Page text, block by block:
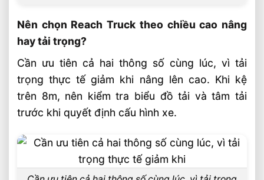
Nên chọn Reach Truck theo chiều cao nâng
hay tải trọng?
Cần ưu tiên cả hai thông số cùng lúc, vì tải
trọng thực tế giảm khi nâng lên cao. Khi kệ
trên 8m, nên kiểm tra biểu đồ tải và tâm tải
trước khi quyết định cấu hình xe.